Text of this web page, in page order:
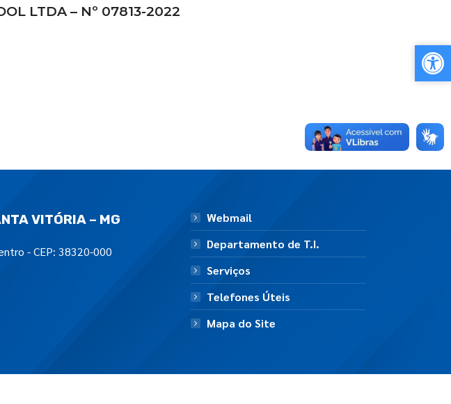
LTDA – Nº 07813-2022
VITÓRIA – MG
- CEP: 38320-000
Webmail
Departamento de T.I.
Serviços
Telefones Úteis
Mapa do Site